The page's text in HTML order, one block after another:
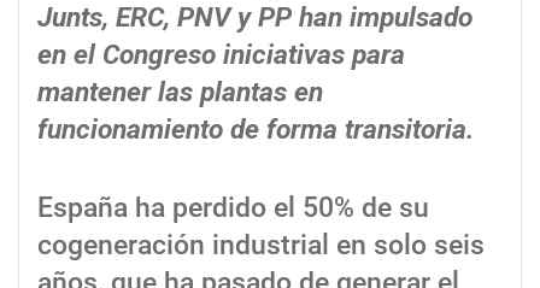
Junts, ERC, PNV y PP han impulsado
en el Congreso iniciativas para
mantener las plantas en
funcionamiento de forma transitoria.
España ha perdido el 50% de su
cogeneración industrial en solo seis